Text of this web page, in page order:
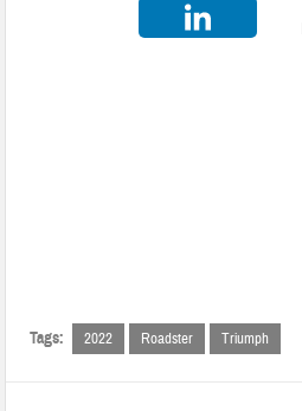
Tags: 2022 Roadster Triumph